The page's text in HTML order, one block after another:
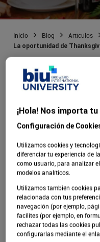
Inicio Blog Artículos
La oportunidad de
Publicado: 24/11/2021
para hacer
Las festividades son
las personas, pero
fecha especial pone a
organizaciones y su
espíritu de cada fiesta.
¡Hola! Nos importa
Configuración de
Utilizamos cookies y
diferenciar tu experiencia de
como usuario, para analizar
modelos analíticos.
Utilizamos también cookies
relacionada con tus
navegación (por ejemplo,
facilites (por ejemplo, en
rechazar todas las cookies
configurarlas mediante el